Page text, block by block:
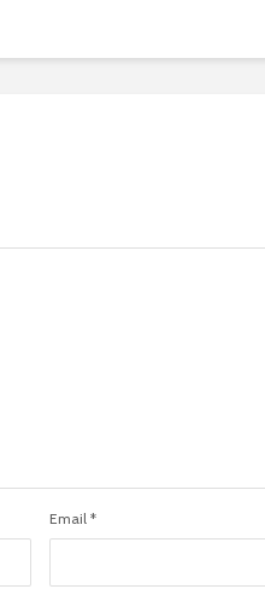
Email *